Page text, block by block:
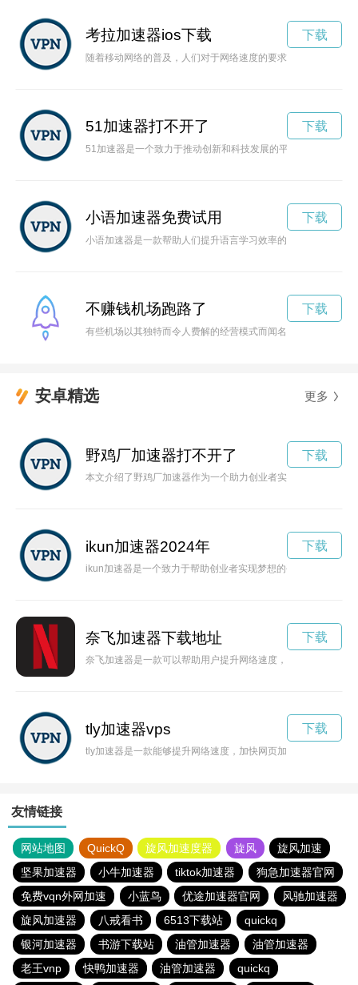
考拉加速器ios下载
随着移动网络的普及，人们对于网络速度的要求也越来越高。
下载
51加速器打不开了
51加速器是一个致力于推动创新和科技发展的平台，为创业者
下载
小语加速器免费试用
小语加速器是一款帮助人们提升语言学习效率的工具，通过其
下载
不赚钱机场跑路了
有些机场以其独特而令人费解的经营模式而闻名，被称为‘不赚
下载
安卓精选 更多
野鸡厂加速器打不开了
本文介绍了野鸡厂加速器作为一个助力创业者实现梦想的新引擎
下载
ikun加速器2024年
ikun加速器是一个致力于帮助创业者实现梦想的平台，提供技
下载
奈飞加速器下载地址
奈飞加速器是一款可以帮助用户提升网络速度，让奈飞等流媒
下载
tly加速器vps
tly加速器是一款能够提升网络速度，加快网页加载和下载速度
下载
友情链接
网站地图 QuickQ 旋风加速度器 旋风
旋风加速
坚果加速器
小牛加速器 tiktok加速器
狗急加速器官网
免费vqn外网加速
小蓝鸟 优途加速器官网
风驰加速器
旋风加速器
八戒看书 6513下载站
quickq
银河加速器
书游下载站 油管加速器
油管加速器
老王vnp
快鸭加速器 油管加速器 quickq